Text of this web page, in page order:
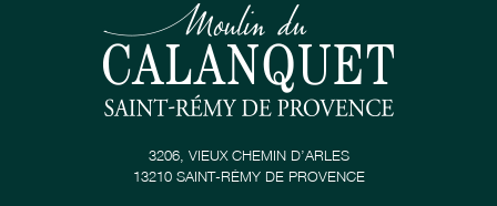
3206, VIEUX CHEMIN D’ARLES
13210 SAINT-RÉMY DE PROVENCE